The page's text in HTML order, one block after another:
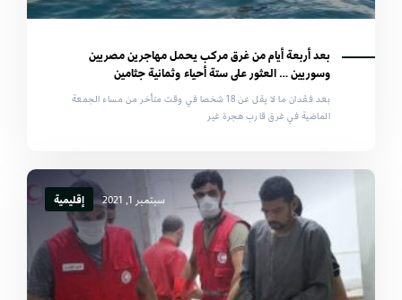
بعد أربعة أيام من غرق مركب يحمل مهاجرين مصريين
وسوريين … العثور على ستة أحياء وثمانية جثامين
بعد فقدان ما لا يقل عن 18 شخصا في وقت متأخر من مساء الجمعة
الماضية في غرق قارب هجرة غير
سبتمبر 1, 2021 إقليمية